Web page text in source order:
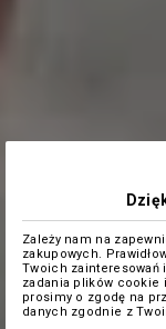
Zależy nam na
zakupowych.
Twoich zainteresowań
zadania plików cookie
prosimy o zgodę na
danych zgodnie z